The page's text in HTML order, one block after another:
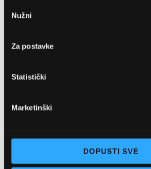
pristanka
Nužni
Za postavke
Statistički
Marketinški
DOPUSTI SVE